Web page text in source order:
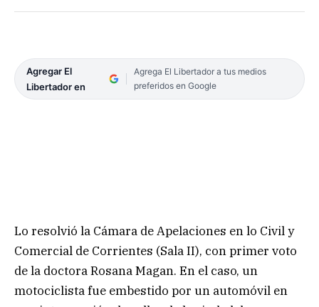
Agregar El
Libertador en
Agrega El Libertador a tus medios
preferidos en Google
Lo resolvió la Cámara de Apelaciones en lo Civil y
Comercial de Corrientes (Sala II), con primer voto
de la doctora Rosana Magan. En el caso, un
motociclista fue embestido por un automóvil en